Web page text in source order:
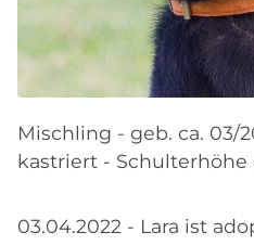
Mischling - geb. ca. 03/
kastriert - Schulterhöhe
03.04.2022 - Lara ist